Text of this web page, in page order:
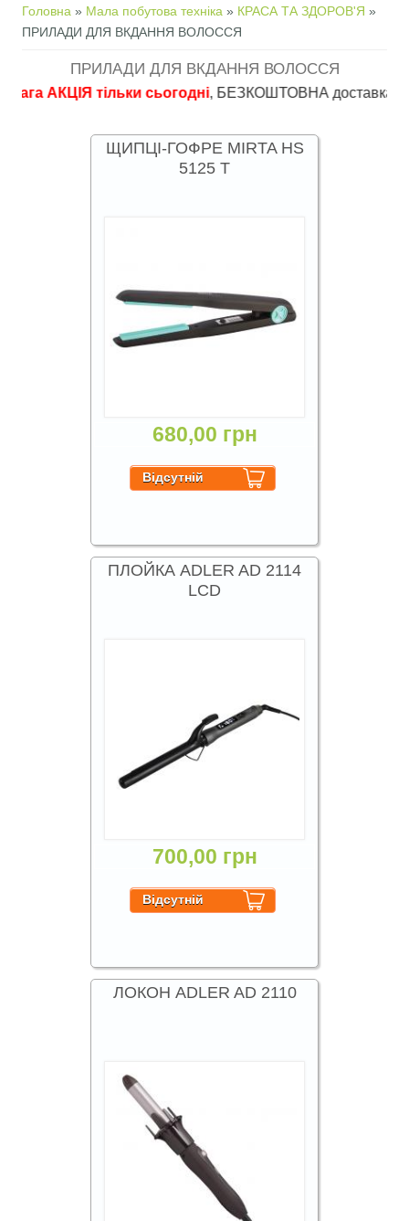
Ви є тут
Головна » Мала побутова техніка » КРАСА ТА ЗДОРОВ'Я »
ПРИЛАДИ ДЛЯ ВКДАННЯ ВОЛОССЯ
ПРИЛАДИ ДЛЯ ВКДАННЯ ВОЛОССЯ
тільки сьогодні, БЕЗКОШТОВНА доставка в пункти
ЩИПЦІ-ГОФРЕ MIRTA HS
5125 T
680,00 грн
ПЛОЙКА ADLER AD 2114
LCD
700,00 грн
ЛОКОН ADLER AD 2110